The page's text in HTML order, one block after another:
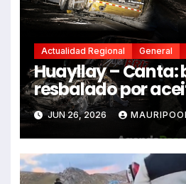
Actualidad Regional General
Huayllay – Canta:
resbalado por
impactó auto
dejando dos
JUN 26, 2026